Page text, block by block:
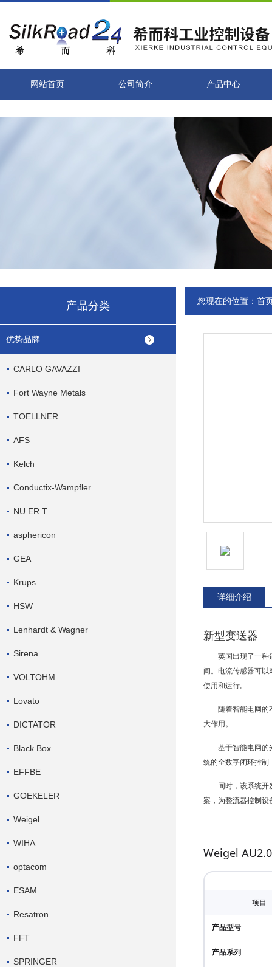
网站首页 公司简介 产品中心
产品分类
优势品牌
CARLO GAVAZZI
Fort Wayne Metals
TOELLNER
AFS
Kelch
Conductix-Wampfler
NU.ER.T
asphericon
GEA
Krups
HSW
Lenhardt & Wagner
Sirena
VOLTOHM
Lovato
DICTATOR
Black Box
EFFBE
GOEKELER
Weigel
WIHA
optacom
ESAM
Resatron
FFT
SPRINGER
您现在的位置： 首
详细介绍
新型变送器
英国出现了一种
间。电流传感器可
使用和运行。
随着智能电网的
大作用。
基于智能电网的
统的全数字闭环控制
同时，该系统
案，为整流器控制设
Weigel
项目
产品型号
产品系列